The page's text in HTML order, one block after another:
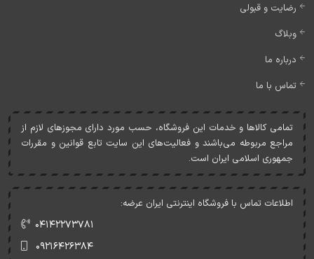
رضایت و قبولی
وبلاگ
درباره ما
تماس با ما
تمامی کالاها و خدمات اين فروشگاه، حسب مورد دارای مجوزهای لازم از
مراجع مربوطه می‌باشند و فعاليت‌های اين سايت تابع قوانين و مقررات
جمهوری اسلامی ايران است.
اطلاعات تماس با فروشگاه اینترنتی ایران عرضه:
۰۴۱۴۲۲۷۳۷۸۱
۰۹۲۱۶۴۲۶۳۸۴